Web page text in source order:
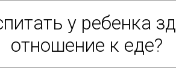
у ребенка
отношение к еде?